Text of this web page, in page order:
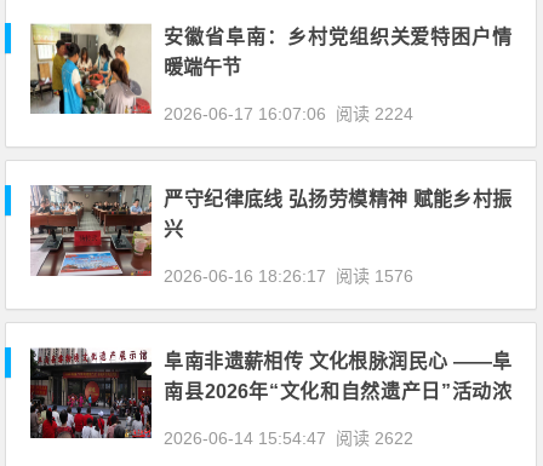
安徽省阜南：乡村党组织关爱特困户情
暖端午节
2026-06-17 16:07:06 阅读 2224
严守纪律底线 弘扬劳模精神 赋能乡村振
兴
2026-06-16 18:26:17 阅读 1576
阜南非遗薪相传 文化根脉润民心 ——阜
南县2026年“文化和自然遗产日”活动浓
2026-06-14 15:54:47 阅读 2622